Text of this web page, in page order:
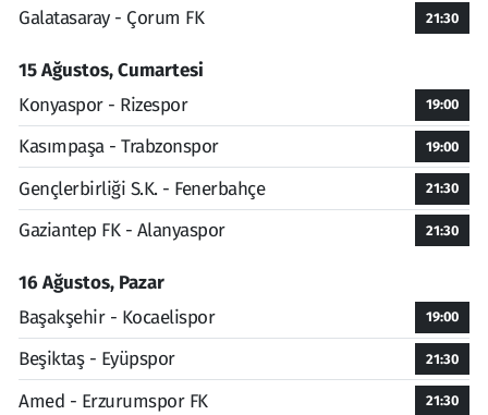
Galatasaray - Çorum FK
21:30
15 Ağustos, Cumartesi
Konyaspor - Rizespor
19:00
Kasımpaşa - Trabzonspor 19:00
Gençlerbirliği S.K. - Fenerbahçe 21:30
Gaziantep FK - Alanyaspor 21:30
16 Ağustos, Pazar
Başakşehir - Kocaelispor
19:00
Beşiktaş - Eyüpspor 21:30
Amed - Erzurumspor FK 21:30